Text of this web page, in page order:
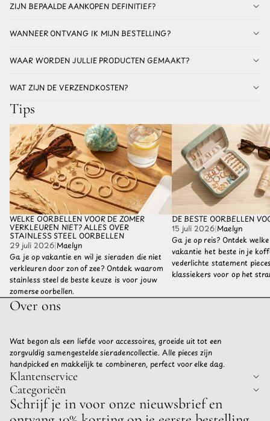
ZIJN BEPAALDE AANKOPEN DEFINITIEF?
WANNEER ONTVANG IK MIJN BESTELLING?
WAAR WORDEN JULLIE PRODUCTEN GEMAAKT?
WAT ZIJN DE VERZENDKOSTEN?
Tips
Welke oorbellen voor de zomer verkleuren
niet? Alles over stainless steel oorbellen
WELKE OORBELLEN VOOR DE ZOMER
VERKLEUREN NIET? ALLES OVER
STAINLESS STEEL OORBELLEN
29 juli 2026|Maelyn
Ga je op vakantie en wil je sieraden die niet
verkleuren door zon of zee? Ontdek waarom
stainless steel de beste keuze is voor jouw
zomerse oorbellen.
De beste oorbellen voor
DE BESTE OORBELLEN
15 juli 2026|Maelyn
Ga je op reis? Ontdek
vakantie het beste in je
vederlichte statement
klassiekers voor op het
Over ons
Wat begon als een liefde voor accessoires, groeide uit tot een
zorgvuldig samengestelde sieradencollectie. Alle pieces zijn
handpicked en makkelijk te combineren, perfect voor elke dag.
Klantenservice
Categorieën
Schrijf je in voor onze nieuwsbrief en
Privacybeleid
Terugbetalingsbeleid